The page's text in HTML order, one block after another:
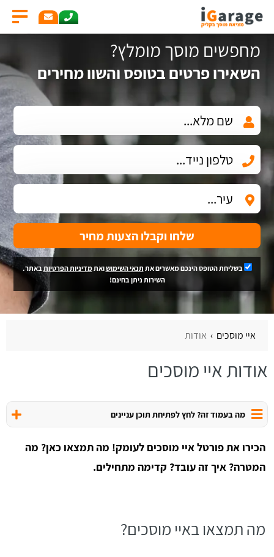
מחפשים מוסך מומלץ?
השאירו פרטים בטופס והשוו מחירים
שלחו וקבלו הצעות מחיר
בשליחת הטופס הינכם מאשרים את תנאי השימושואתמדיניות הפרטיותבאתר.
השירות ניתן בחינם!
איי מוסכים אודות
אודות איי מוסכים
מה בעמוד זה? לחץ לפתיחת תוכן עניינים
הכירו את פורטל איי מוסכים לעומק! מה תמצאו כאן? מה
המטרה? איך זה עובד? קדימה מתחילים.
מה תמצאו באיי מוסכים?